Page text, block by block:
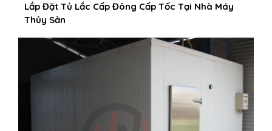
Lắp Đặt Tủ Lắc Cấp Đông Cấp Tốc Tại Nhà Máy
Thủy Sản